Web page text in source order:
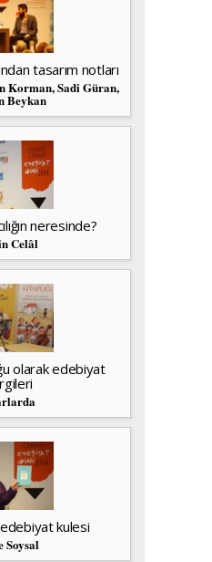
tasarım notları
Korman, Sadi Güran,
Beykan
neresinde?
Celâl
olarak edebiyat
kulesi
Soysal